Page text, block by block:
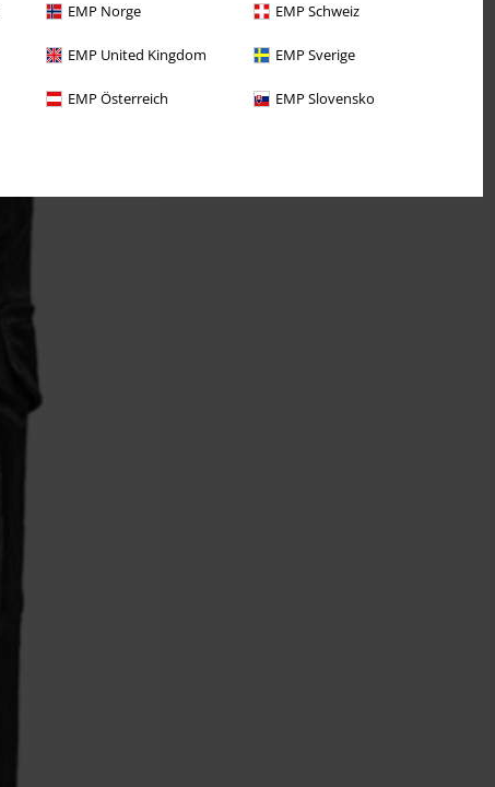
EMP Norge EMP Schweiz
EMP United Kingdom EMP Sverige
EMP Österreich EMP Slovensko